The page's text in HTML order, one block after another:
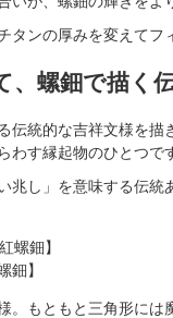
タンの厚みを変えて
螺鈿で描く
伝統的な吉祥文様を
わす縁起物のひとつで
兆し」を意味する伝
鈿】
。もともと三角形に